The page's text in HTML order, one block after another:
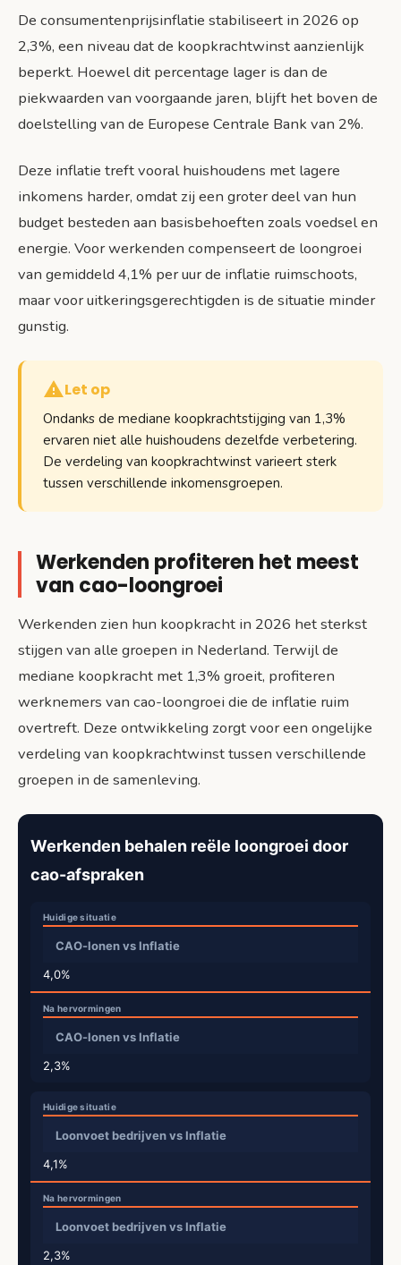
De consumentenprijsinflatie stabiliseert in 2026 op
2,3%, een niveau dat de koopkrachtwinst aanzienlijk
beperkt. Hoewel dit percentage lager is dan de
piekwaarden van voorgaande jaren, blijft het boven de
doelstelling van de Europese Centrale Bank van 2%.
Deze inflatie treft vooral huishoudens met lagere
inkomens harder, omdat zij een groter deel van hun
budget besteden aan basisbehoeften zoals voedsel en
energie. Voor werkenden compenseert de loongroei
van gemiddeld 4,1% per uur de inflatie ruimschoots,
maar voor uitkeringsgerechtigden is de situatie minder
gunstig.
Let op
Ondanks de mediane koopkrachtstijging van 1,3%
ervaren niet alle huishoudens dezelfde verbetering.
De verdeling van koopkrachtwinst varieert sterk
tussen verschillende inkomensgroepen.
Werkenden profiteren het meest
van cao-loongroei
Werkenden zien hun koopkracht in 2026 het sterkst
stijgen van alle groepen in Nederland. Terwijl de
mediane koopkracht met 1,3% groeit, profiteren
werknemers van cao-loongroei die de inflatie ruim
overtreft. Deze ontwikkeling zorgt voor een ongelijke
verdeling van koopkrachtwinst tussen verschillende
groepen in de samenleving.
Werkenden behalen reële loongroei door
cao-afspraken
CAO-lonen vs Inflatie
4,0%
CAO-lonen vs Inflatie
2,3%
Loonvoet bedrijven vs Inflatie
4,1%
Loonvoet bedrijven vs Inflatie
2,3%